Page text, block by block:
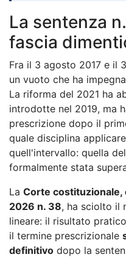
La sentenza
fascia
Fra il 3 agosto 2017 e il
un vuoto che ha
La riforma del 2021 ha
introdotte nel 2019, ma
prescrizione dopo il
quale disciplina
quell'intervallo: quella
formalmente stata
La Corte costituzionale,
2026 n. 38, ha sciolto il
lineare: il risultato
il termine prescrizionale
definitivo dopo la